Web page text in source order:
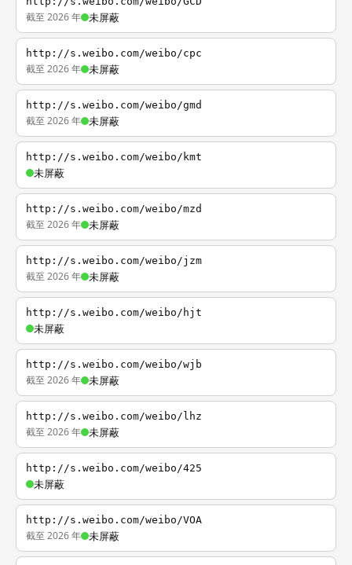
截至 2026 年 未屏蔽
http://s.weibo.com/weibo/cpc
截至 2026 年 未屏蔽
http://s.weibo.com/weibo/gmd
截至 2026 年 未屏蔽
http://s.weibo.com/weibo/kmt
未屏蔽
http://s.weibo.com/weibo/mzd
截至 2026 年 未屏蔽
http://s.weibo.com/weibo/jzm
截至 2026 年 未屏蔽
http://s.weibo.com/weibo/hjt
未屏蔽
http://s.weibo.com/weibo/wjb
截至 2026 年 未屏蔽
http://s.weibo.com/weibo/lhz
截至 2026 年 未屏蔽
http://s.weibo.com/weibo/425
未屏蔽
http://s.weibo.com/weibo/VOA
截至 2026 年 未屏蔽